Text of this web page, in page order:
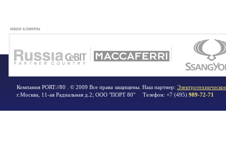
наши клиенты
Компания PORT://80 . © 2009 Все права защищены. Наш партнер:
г.Москва 11-ая Радиальная д.2; ООО "ПОРТ 80" Телефон: +7 (495) 989-72-71